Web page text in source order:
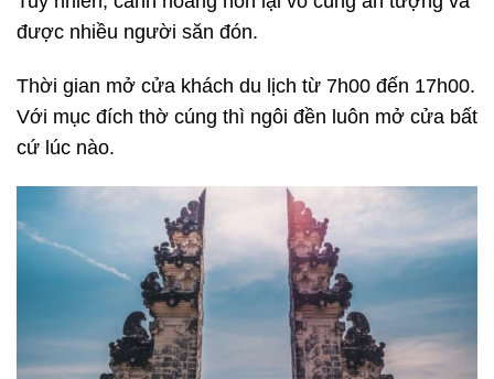
được nhiều người săn đón.
Thời gian mở cửa khách du lịch từ 7h00 đến 17h00.
Với mục đích thờ cúng thì ngôi đền luôn mở cửa bất
cứ lúc nào.